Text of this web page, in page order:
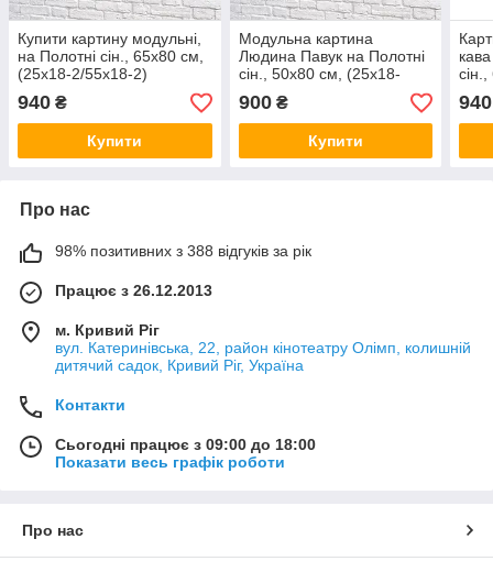
Купити картину модульні,
на Полотні сін., 65x80 см,
(25x18-2/55х18-2)
940 ₴
Купити
Модульна картина
Людина Павук на Полотні
сін., 50x80 см, (25x18-
2/50х18-2)
900₴
Купити
2/
940
Про нас
98% позитивних з 388 відгуків за рік
Працює з 26.12.2013
м. Кривий Ріг
вул. Катеринівська, 22, район кінотеатру Олімп, колишній
дитячий садок, Кривий Ріг, Україна
Контакти
Сьогодні працює з 09:00 до 18:00
Показати весь графік роботи
Про нас